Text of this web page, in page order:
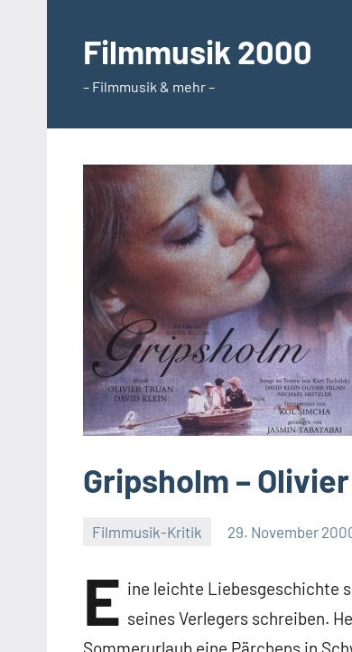
springenFilmmusik 2000
– Filmmusik & mehr –
Gripsholm –
Filmmusik-Kritik 29. November
E ine leichte Liebesgeschichte
seines Verlegers schreiben.